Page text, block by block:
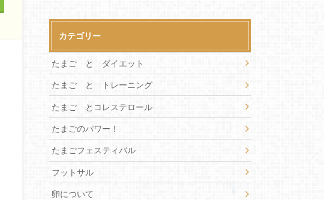
カテゴリー
たまご と ダイエット
たまご と トレーニング
たまご とコレステロール
たまごのパワー！
たまごフェスティバル
フットサル
卵について